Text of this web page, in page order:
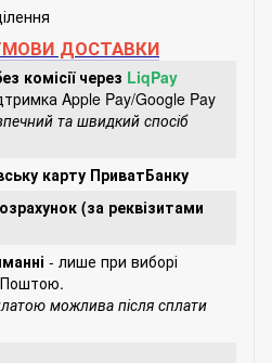
ДОСТАВКИ
комісії через LiqPay
Apple Pay/Google Pay
та швидкий спосіб
карту ПриватБанку
(за реквізитами
- лише при виборі
можлива після сплати